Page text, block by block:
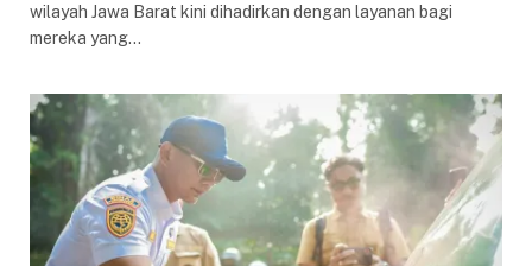
wilayah Jawa Barat kini dihadirkan dengan layanan bagi
mereka yang…